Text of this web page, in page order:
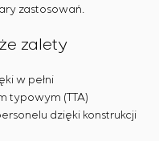
zastosowań.
zalety
w pełni
typowym (TTA)
dzięki konstrukcji